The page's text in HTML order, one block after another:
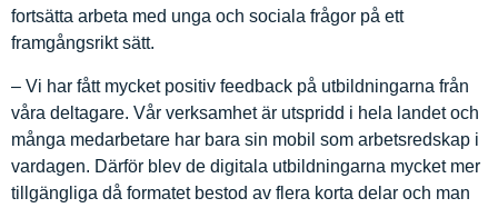
fortsätta arbeta med unga och sociala frågor på ett
framgångsrikt sätt.
– Vi har fått mycket positiv feedback på utbildningarna från
våra deltagare. Vår verksamhet är utspridd i hela landet och
många medarbetare har bara sin mobil som arbetsredskap i
vardagen. Därför blev de digitala utbildningarna mycket mer
tillgängliga då formatet bestod av flera korta delar och man